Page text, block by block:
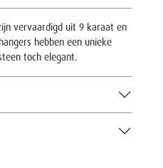
vervaardigd uit 9 karaat en
hebben een unieke
toch elegant.